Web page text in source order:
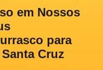
em Nossos
para
Cruz